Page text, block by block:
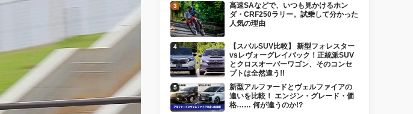
高速SAなどで、いつも見かけるホン
ダ・CRF250ラリー。試乗して分かった
人気の理由
【スバルSUV比較】 新型フォレスター
vsレヴォーグレイバック！正統派SUV
とクロスオーバーワゴン、そのコンセ
プトは全然違う!!
新型アルファードとヴェルファイアの
違いを比較！ エンジン・グレード・価
格…… 何が違うのか!?